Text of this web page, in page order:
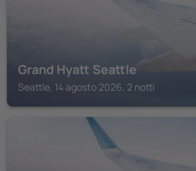
Grand Hyatt Seattle
Seattle, 14 agosto 2026, 2 notti